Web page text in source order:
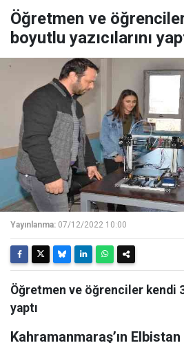
Öğretmen ve
boyutlu yazıcılarını
Yayınlanma: 07/12/2022 10:00
Öğretmen ve öğrenciler kendi 3
yaptı
Kahramanmaraş’ın